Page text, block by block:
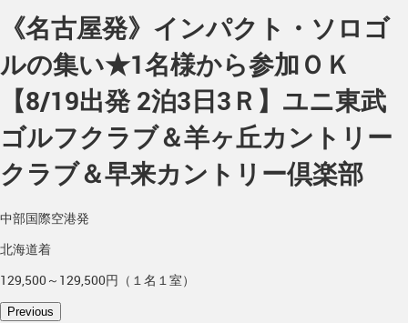
《名古屋発》インパクト・ソロゴ
ルの集い★1名様から参加ＯＫ
【8/19出発 2泊3日3Ｒ】ユニ東武
ゴルフクラブ＆羊ヶ丘カントリー
クラブ＆早来カントリー倶楽部
中部国際空港発
北海道着
129,500～129,500円（１名１室）
Previous